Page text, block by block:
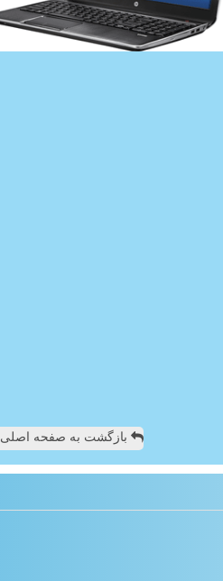
بازگشت به صفحه اصلی